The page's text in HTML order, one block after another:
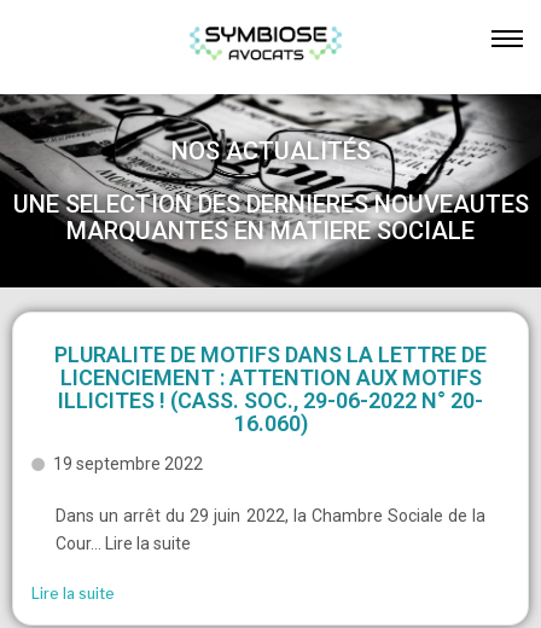
NOS ACTUALITÉS
UNE SELECTION DES DERNIERES NOUVEAUTES
MARQUANTES EN MATIERE SOCIALE
PLURALITE DE MOTIFS DANS LA LETTRE DE
LICENCIEMENT : ATTENTION AUX MOTIFS
ILLICITES ! (CASS. SOC., 29-06-2022 N° 20-
16.060)
19 septembre 2022
Dans un arrêt du 29 juin 2022, la Chambre Sociale de la
Cour… Lire la suite
Lire la suite